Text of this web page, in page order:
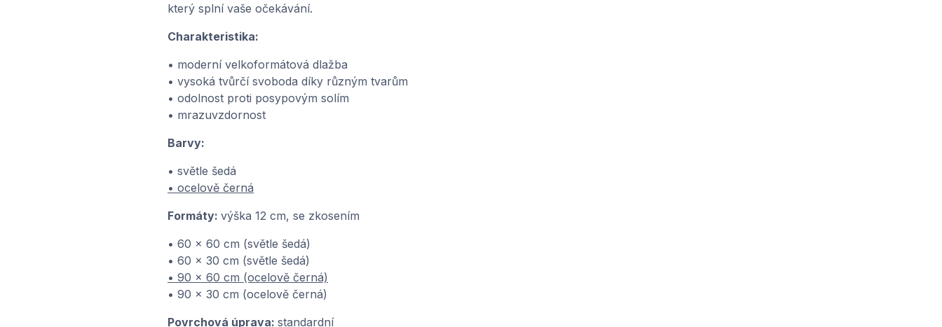
který splní vaše očekávání.
Charakteristika:
• moderní velkoformátová dlažba
• vysoká tvůrčí svoboda díky různým tvarům
• odolnost proti posypovým solím
• mrazuvzdornost
Barvy:
• světle šedá
• ocelově černá
Formáty: výška 12 cm, se zkosením
• 60 x 60 cm (světle šedá)
• 60 x 30 cm (světle šedá)
• 90 x 60 cm (ocelově černá)
• 90 x 30 cm (ocelově černá)
Povrchová úprava: standardní